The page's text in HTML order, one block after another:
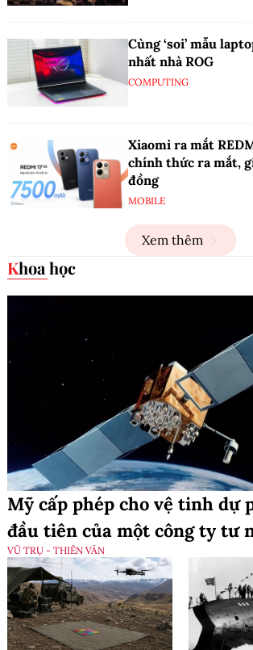
Cùng ‘soi’ mẫu
nhất nhà ROG
COMPUTING
Xiaomi ra mắt
chính thức ra mắt,
đồng
MOBILE
Xem thêm
Khoa học
Mỹ cấp phép cho vệ tinh dự
đầu tiên của một công ty tư
VŨ TRỤ - THIÊN VĂN